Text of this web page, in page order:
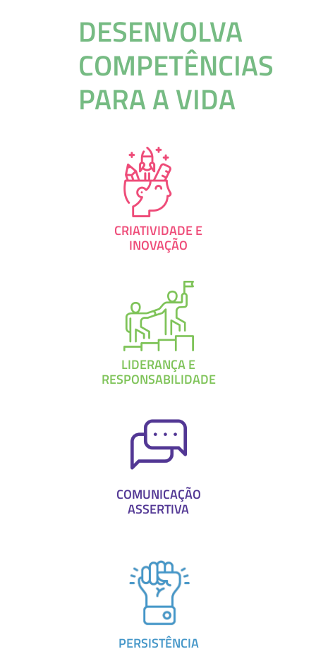
DESENVOLVA
COMPETÊNCIAS
PARA A VIDA
CRIATIVIDADE E
INOVAÇÃO
LIDERANÇA E
RESPONSABILIDADE
COMUNICAÇÃO
ASSERTIVA
PERSISTÊNCIA